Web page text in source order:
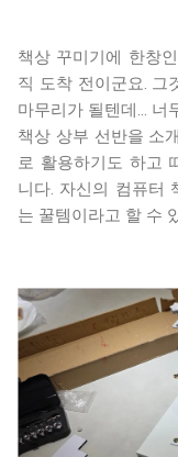
책상 꾸미기에 한창
직 도착 전이군요. 그
마무리가 될텐데... 너
책상 상부 선반을 소
로 활용하기도 하고
니다. 자신의 컴퓨터
는 꿀템이라고 할 수